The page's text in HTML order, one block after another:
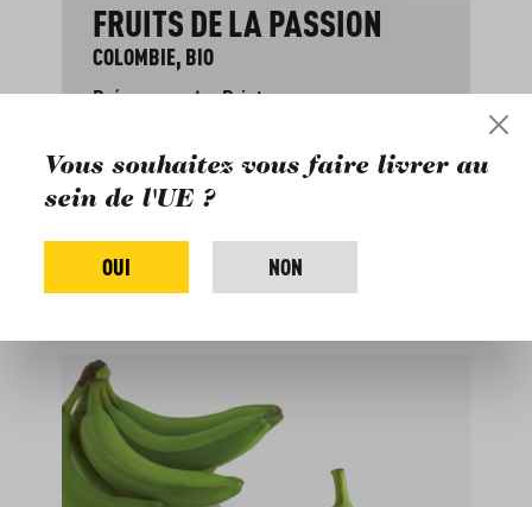
FRUITS DE LA PASSION
COLOMBIE, BIO
Précommande : Printemps
49 2
M'INFORMER
Vous souhaitez vous faire livrer au
sein de l'UE ?
OUI NON